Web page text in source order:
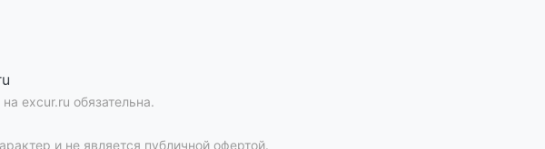
excur.ru обязательна.
и не является публичной офертой.